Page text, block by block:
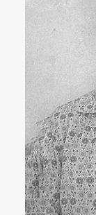
NEXT LIVE